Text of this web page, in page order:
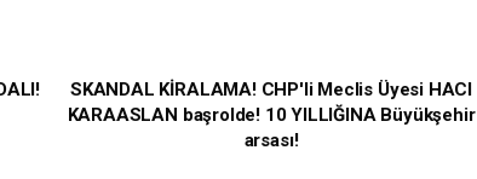
SKANDAL KİRALAMA! CHP'li Meclis Üyesi HACI
KARAASLAN başrolde! 10 YILLIĞINA Büyükşehir
arsası!